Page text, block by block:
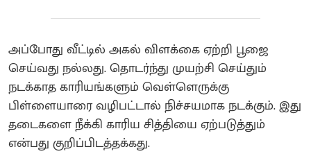
அப்போது வீட்டில் அகல் விளக்கை ஏற்றி பூஜை
செய்வது நல்லது. தொடர்ந்து முயற்சி செய்தும்
நடக்காத காரியங்களும் வெள்ளெருக்கு
பிள்ளையாரை வழிபட்டால் நிச்சயமாக நடக்கும். இது
தடைகளை நீக்கி காரிய சித்தியை ஏற்படுத்தும்
என்பது குறிப்பிடத்தக்கது.